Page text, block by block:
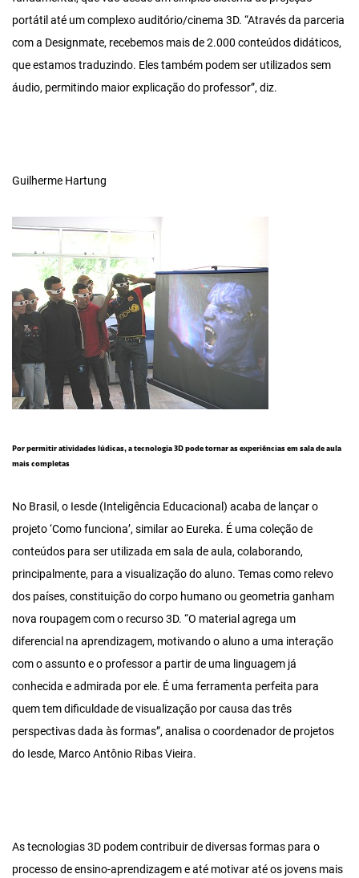
portátil até um complexo auditório/cinema 3D. “Através da parceria
com a Designmate, recebemos mais de 2.000 conteúdos didáticos,
que estamos traduzindo. Eles também podem ser utilizados sem
áudio, permitindo maior explicação do professor”, diz.
Guilherme Hartung
Por permitir atividades lúdicas, a tecnologia 3D pode tornar as experiências em sala de aula
mais completas
No Brasil, o Iesde (Inteligência Educacional) acaba de lançar o
projeto ‘Como funciona’, similar ao Eureka. É uma coleção de
conteúdos para ser utilizada em sala de aula, colaborando,
principalmente, para a visualização do aluno. Temas como relevo
dos países, constituição do corpo humano ou geometria ganham
nova roupagem com o recurso 3D. “O material agrega um
diferencial na aprendizagem, motivando o aluno a uma interação
com o assunto e o professor a partir de uma linguagem já
conhecida e admirada por ele. É uma ferramenta perfeita para
quem tem dificuldade de visualização por causa das três
perspectivas dada às formas”, analisa o coordenador de projetos
do Iesde, Marco Antônio Ribas Vieira.
As tecnologias 3D podem contribuir de diversas formas para o
processo de ensino-aprendizagem e até motivar até os jovens mais